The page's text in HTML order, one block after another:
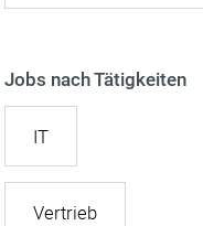
Jobs nach Tätigkeiten
IT
Vertrieb